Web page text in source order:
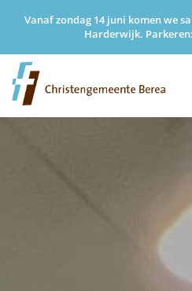
Vanaf zondag 14 juni komen we
Harderwijk. Parkeren: